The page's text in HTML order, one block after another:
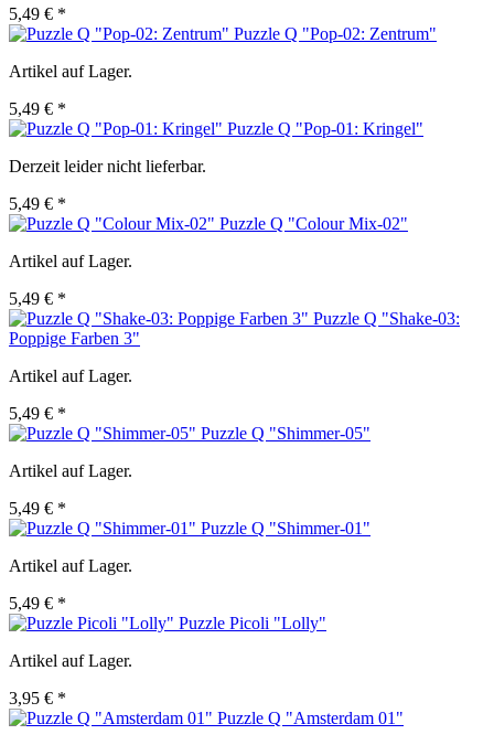
5,49 € *
Puzzle Q "Pop-02: Zentrum"
Artikel auf Lager.
5,49 € *
Puzzle Q "Pop-01: Kringel"
Derzeit leider nicht lieferbar.
5,49 € *
Puzzle Q "Colour Mix-02"
Artikel auf Lager.
5,49 € *
Puzzle Q "Shake-03:
Poppige Farben 3"
Artikel auf Lager.
5,49 € *
Puzzle Q "Shimmer-05"
Artikel auf Lager.
5,49 € *
Puzzle Q "Shimmer-01"
Artikel auf Lager.
5,49 € *
Puzzle Picoli "Lolly"
Artikel auf Lager.
3,95 € *
Puzzle Q "Amsterdam 01"